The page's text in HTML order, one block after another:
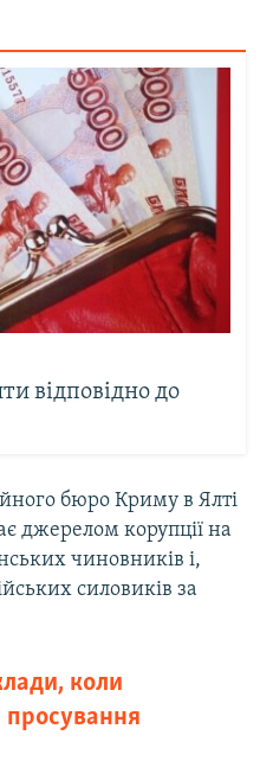
відповідно до
бюро Криму в Ялті
джерелом корупції на
чиновників і,
силовиків за
коли
просування